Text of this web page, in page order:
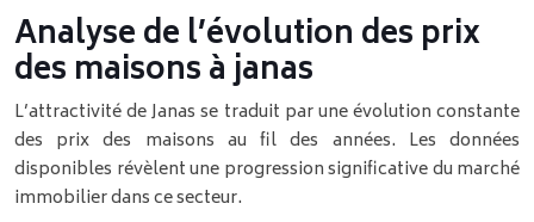
Analyse de l’évolution des prix
des maisons à janas
L’attractivité de Janas se traduit par une évolution constante
des prix des maisons au fil des années. Les données
disponibles révèlent une progression significative du marché
immobilier dans ce secteur.